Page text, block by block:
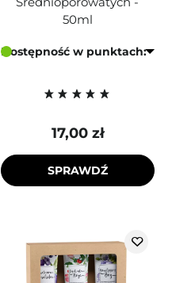
50ml
Dostępność w punktach:
17,00 zł
SPRAWDŹ